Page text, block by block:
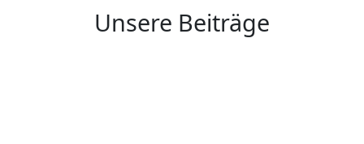
Unsere Beiträge